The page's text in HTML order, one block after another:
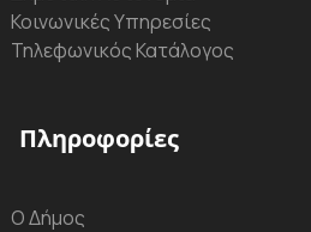
Κοινωνικές Υπηρεσίες
Τηλεφωνικός Κατάλογος
Πληροφορίες
Ο Δήμος